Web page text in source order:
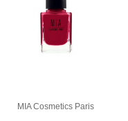
MIA Cosmetics Paris